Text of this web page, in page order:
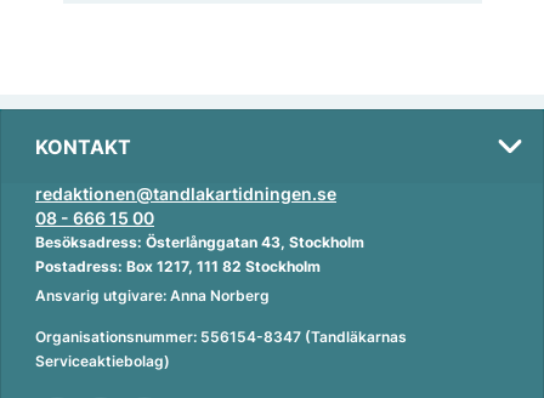
KONTAKT
redaktionen@tandlakartidningen.se
08 - 666 15 00
Besöksadress: Österlånggatan 43, Stockholm
Postadress: Box 1217, 111 82 Stockholm
Ansvarig utgivare: Anna Norberg
Organisationsnummer: 556154-8347 (Tandläkarnas
Serviceaktiebolag)